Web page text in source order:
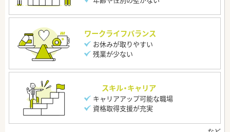
ワークライフバランス
お休みが取りやすい
残業が少ない
スキル・キャリア
キャリアアップ可能な職場
資格取得支援が充実